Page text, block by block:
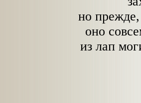
но прежде,
оно
из лап